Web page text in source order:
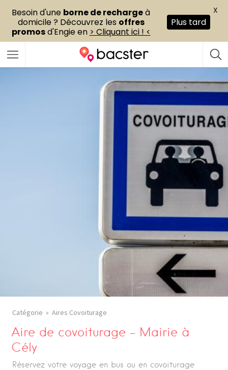
Catégorie Aires Covoiturage
Aire de covoiturage – Mairie à
Cély
Réservez votre voyage en bus ou en covoiturage
Besoin d'une borne de rechargeà
domicile ? Découvrez les offres
promosd'Engie en > Cliquant ici ! <
Plus tard
X